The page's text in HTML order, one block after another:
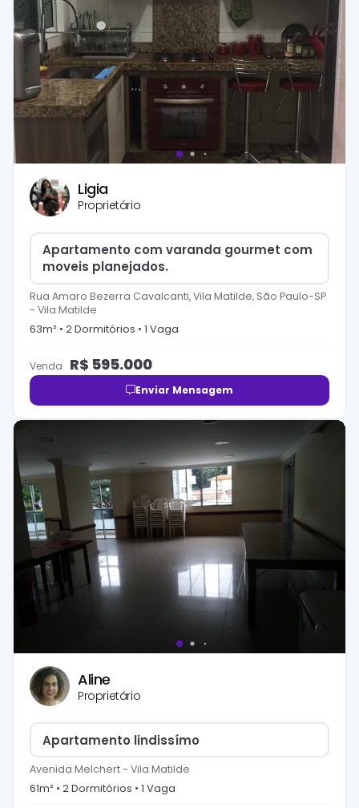
Ligia
Proprietário
Apartamento com varanda gourmet com
moveis planejados.
Rua Amaro Bezerra Cavalcanti, Vila Matilde, São Paulo-SP
- Vila Matilde
63m² • 2Dormitórios • 1 Vaga
Venda R$ 595.000
Enviar Mensagem
Aline
Proprietário
Apartamento lindissímo
Avenida Melchert- Vila Matilde
61m² • 2Dormitórios • 1 Vaga